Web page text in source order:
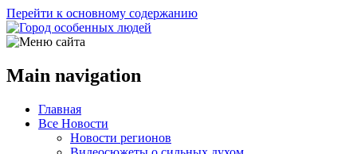
Перейти к основному содержанию
Main navigation
Главная
Все Новости
Новости регионов